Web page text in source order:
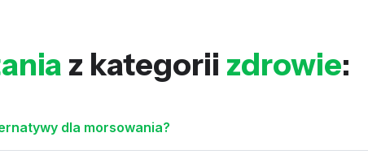
z kategorii zdrowie:
dla morsowania?